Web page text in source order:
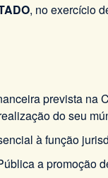
, no exercício
prevista na
do seu
à função
a promoção